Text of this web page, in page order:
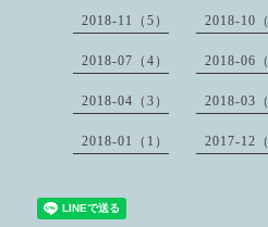
2018-11（5） 2018-10（
2018-07（4） 2018-06（
2018-04（3） 2018-03（
2018-01（1） 2017-12（